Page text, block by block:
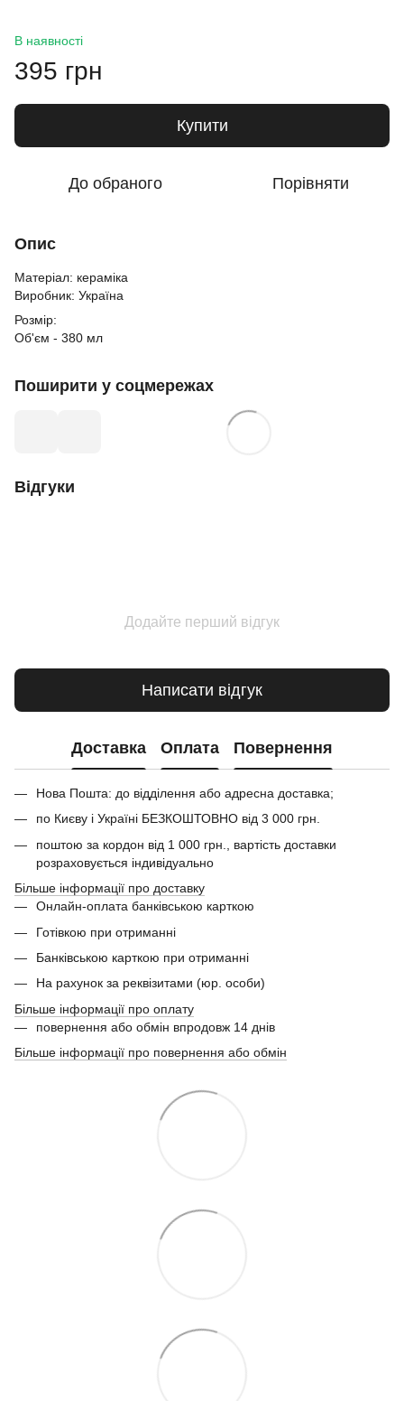
В наявності
395 грн
Купити
До обраного Порівняти
Опис
Матеріал: кераміка
Виробник: Україна
Розмір:
Об'єм - 380 мл
Поширити у соцмережах
Відгуки
Додайте перший відгук
Написати відгук
Доставка Оплата Повернення
Нова Пошта: до відділення або адресна доставка;
по Києву і Україні БЕЗКОШТОВНО від 3 000 грн.
поштою за кордон від 1 000 грн., вартість доставки
розраховується індивідуально
Більше інформації про доставку
Онлайн-оплата банківською карткою
Готівкою при отриманні
Банківською карткою при отриманні
На рахунок за реквізитами (юр. особи)
Більше інформації про оплату
повернення або обмін впродовж 14 днів
Більше інформації про повернення або обмін